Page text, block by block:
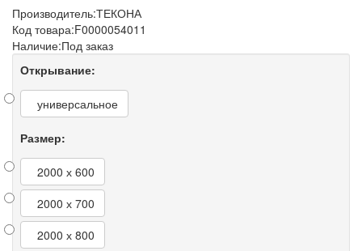
Производитель:ТЕКОНА
Код товара:F0000054011
Наличие:Под заказ
Открывание:
универсальное
Размер:
2000 х 600
2000 х 700
2000 х 800